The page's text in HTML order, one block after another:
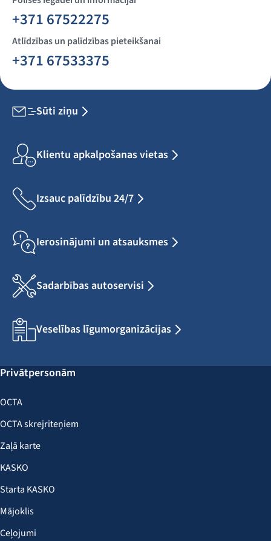
+371 67522275
Atlīdzības un palīdzības pieteikšanai
+371 67533375
Sūti ziņu
Klientu apkalpošanas vietas
Izsauc palīdzību 24/7
Ierosinājumi un atsauksmes
Sadarbības autoservisi
Veselības līgumorganizācijas
Privātpersonām
OCTA
OCTA skrejriteņiem
Zaļā karte
KASKO
Starta KASKO
Mājoklis
Ceļojumi